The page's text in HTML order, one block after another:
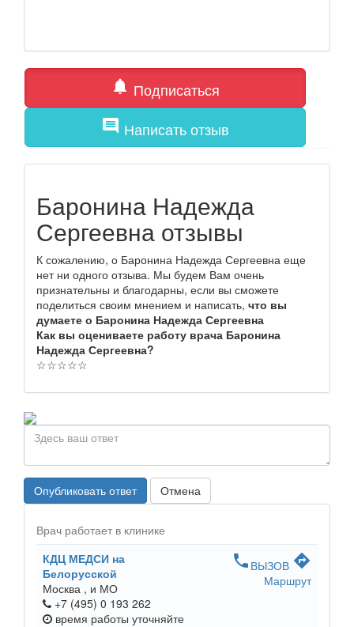
notifications Подписаться
comment Написать отзыв
Баронина Надежда
Сергеевна отзывы
К сожалению, о Баронина Надежда Сергеевна еще
нет ни одного отзыва. Мы будем Вам очень
признательны и благодарны, если вы сможете
поделиться своим мнением и написать, что вы
думаете о Баронина Надежда Сергеевна
Как вы оцениваете работу врача Баронина
Надежда Сергеевна?
☆☆☆☆☆
Опубликовать ответ Отмена
Врач работает в клинике
КДЦ МЕДСИ на
Белорусской
Москва , и МО
+7 (495) 0 193 262
время работы уточняйте
phone ВЫЗОВ directions
Маршрут